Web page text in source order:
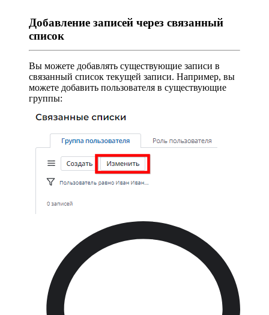
Добавление записей через связанный
список
Вы можете добавлять существующие записи в
связанный список текущей записи. Например, вы
можете добавить пользователя в существующие
группы: